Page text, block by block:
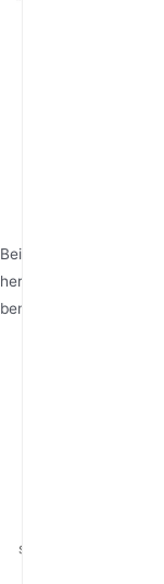
Bei der Auswahl eines
herausragenden
bemerkenswertesten: